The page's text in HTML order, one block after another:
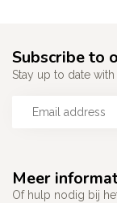
Meer
Of hulp nodig bij
Subscribe to
Stay up to date